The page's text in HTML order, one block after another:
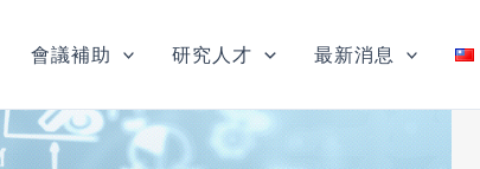
會議補助 研究人才 最新消息